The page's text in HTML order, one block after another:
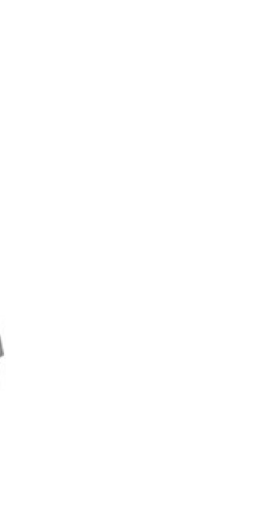
Etiquetas Argox
Zebra
Plástico
Resina